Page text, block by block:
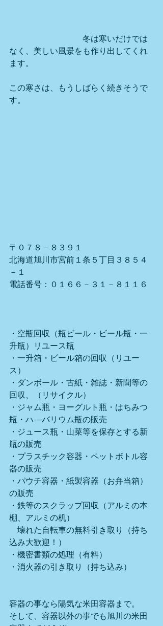
冬は寒いだけでは
なく、美しい風景をも作り出してくれ
ます。
この寒さは、もうしばらく続きそうで
す。
〒０７８－８３９１
北海道旭川市宮前１条５丁目３８５４
－１
電話番号：０１６６－３１－８１１６
・空瓶回収（瓶ビール・ビール瓶・一
升瓶）リユース瓶
・一升箱・ビール箱の回収（リユー
ス）
・ダンボール・古紙・雑誌・新聞等の
回収、（リサイクル）
・ジャム瓶・ヨーグルト瓶・はちみつ
瓶・ハ―バリウム瓶の販売
・ジュース瓶・山菜等を保存とする新
瓶の販売
・プラスチック容器・ペットボトル容
器の販売
・パウチ容器・紙製容器（お弁当箱）
の販売
・鉄等のスクラップ回収（アルミの本
棚、アルミの机）
壊れた自転車の無料引き取り（持ち
込み大歓迎！）
・機密書類の処理（有料）
・消火器の引き取り（持ち込み）
容器の事なら陽気な米田容器まで。
そして、容器以外の事でも旭川の米田